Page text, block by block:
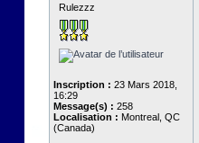
Rulezzz
Inscription : 23 Mars 2018,
16:29
Message(s) : 258
Localisation : Montreal, QC
(Canada)